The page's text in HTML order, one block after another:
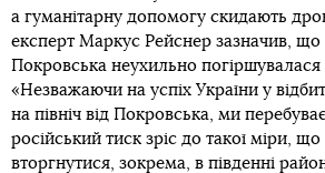
а гуманітарну допомогу скидають
експерт Маркус Рейснер зазначив, що
Покровська неухильно
«Незважаючи на успіх України у
на північ від Покровська, ми
російський тиск зріс до такої міри,
вторгнутися, зокрема, в південні